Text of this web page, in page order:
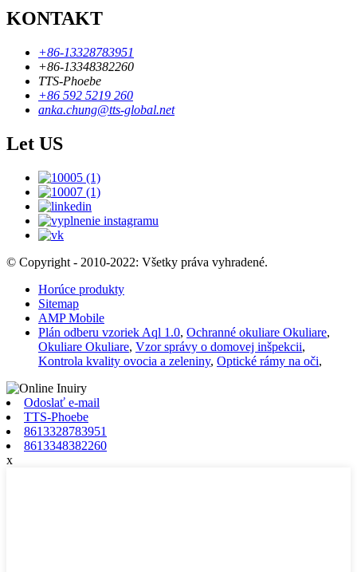
KONTAKT
+86-13328783951
+86-13348382260
TTS-Phoebe
+86 592 5219 260
anka.chung@tts-global.net
Let US
© Copyright - 2010-2022: Všetky práva vyhradené.
Horúce produkty
Sitemap
AMP Mobile
Plán odberu vzoriek Aql 1.0, Ochranné okuliare Okuliare,
Okuliare Okuliare, Vzor správy o domovej inšpekcii,
Kontrola kvality ovocia a zeleniny, Optické rámy na oči,
Odoslať e-mail
TTS-Phoebe
8613328783951
8613348382260
x